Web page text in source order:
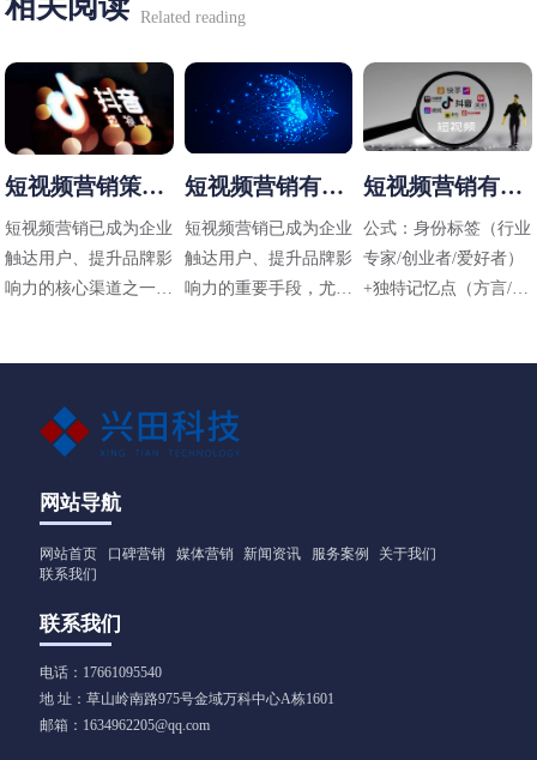
Related reading
短视频营销策略
有哪些
短视频营销已成为企业
触达用户、提升品牌影
响力的核心渠道之一，
见的短视频营销策略及
应用方向：
短视频营销有哪
些方法
短视频营销已成为企业
触达用户、提升品牌影
响力的重要手段，尤其
行业（包括工业领域如
阀门企业）的短视频营
短视频营销有哪
些技巧
公式：身份标签（行业
专家/创业者/爱好者）
+独特记忆点（方言/标
网站导航
网站首页 口碑营销 媒体营销 新闻资讯 服务案例
关于我们
联系我们
联系我们
电话：17661095540
地 址：草山岭南路975号金域万科中心A栋1601
邮箱：1634962205@qq.com